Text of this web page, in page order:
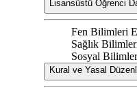
Lisansüstü Öğrenci
Fen Bilimleri
Sağlık
Sosyal
Kural ve Yasal